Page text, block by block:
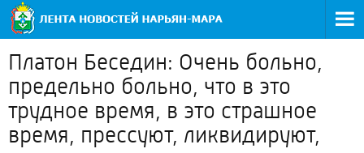
Платон Беседин: Очень больно,
предельно больно, что в это
трудное время, в это страшное
время, прессуют, ликвидируют,